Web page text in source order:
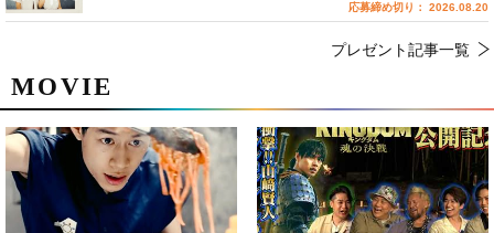
MOVIE
応募締め切り： 2026.08.20
プレゼント記事一覧